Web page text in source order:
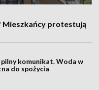
Mieszkańcy protestują
pilny komunikat. Woda w
do spożycia